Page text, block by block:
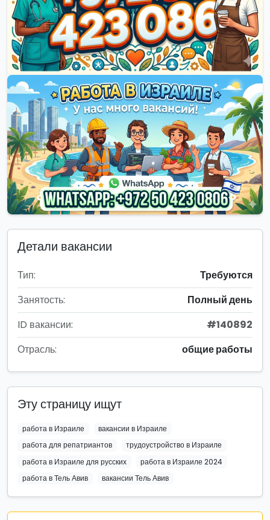
Детали вакансии
Тип:
Требуются
Занятость:
Полный день
ID вакансии:
#140892
Отрасль:
общие работы
Эту страницу ищут
работа в Израиле
вакансии в Израиле
работа для репатриантов
трудоустройство в Израиле
работа в Израиле для русских
работа в Израиле 2024
работа в Тель Авив
вакансии Тель Авив